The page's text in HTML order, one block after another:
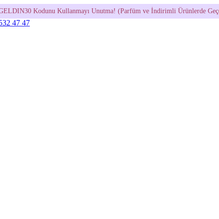
Unutma! (Parfüm ve İndirimli Ürünlerde Geçerli Değildir.) •
47 47